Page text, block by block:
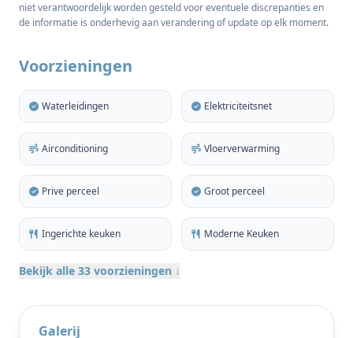
combineert op prachtige wijze traditionele
esthetiek. Het hoofdverblijf beslaat 257 m² en heeft
zorgvuldig ontworpen om een balans te vinden
tussen comfort, functionaliteit en privacy.
De binnenruimtes zijn gevuld met natuurlijk licht en
hebben warme texturen, organische materialen en
elegante open woonruimtes die een rustige en
verfijnde sfeer creëren in het hele huis. Originele
kenmerken zijn onder andere rijke houten
haarden. Een ruime keuken in landelijke stijl biedt
voldoende werkoppervlakken, hoogwaardige
apparatuur en een handige ontbijtbar.
niet verantwoordelijk worden gesteld voor eventuele discrepanties en
de informatie is onderhevig aan verandering of update op elk moment.
Voorzieningen
Waterleidingen Elektriciteitsnet
Airconditioning Vloerverwarming
Prive perceel Groot perceel
Ingerichte keuken Moderne Keuken
Bekijk alle 33 voorzieningen ↓
Galerij